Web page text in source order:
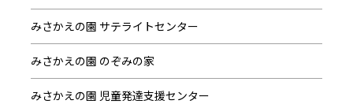
みさかえの園 サテライトセンター
みさかえの園 のぞみの家
みさかえの園 児童発達支援センター